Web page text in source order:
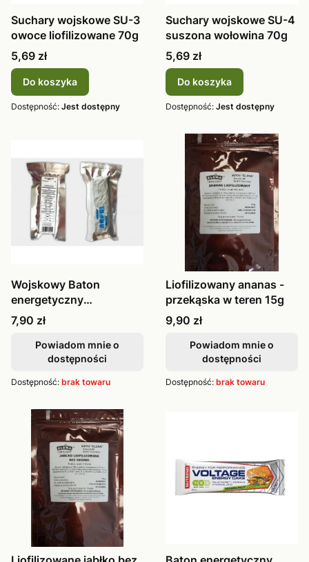
Suchary wojskowe SU-3
owoce liofilizowane 70g
Cena
5,69 zł
Do koszyka
Dostępność: Jest dostępny
Suchary wojskowe SU-4
suszona wołowina 70g
Cena
5,69 zł
Do koszyka
Dostępność: Jest dostępny
Wojskowy Baton
energetyczny
orzechowy 40g
Cena
7,90 zł
Powiadom mnie o
dostępności
Dostępność: brak towaru
Liofilizowany ananas -
przekąska w teren 15g
Cena
9,90 zł
Powiadom mnie o
dostępności
Dostępność: brak towaru